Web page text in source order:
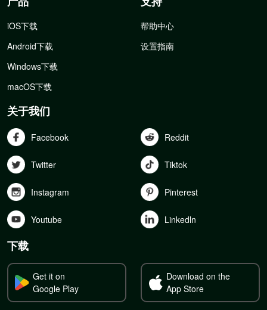
iOS下载
Android下载
Windows下载
macOS下载
帮助中心
设置指南
关于我们
Facebook Reddit
Twitter Tiktok
Instagram Pinterest
Youtube Linkedln
下载
Get it on
Google Play
Download on the
App Store